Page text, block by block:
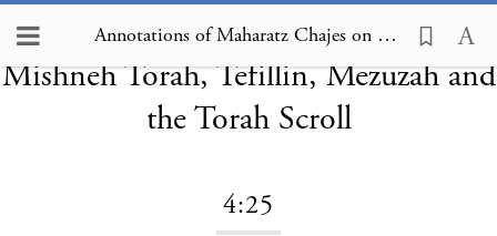
Annotations of Maharatz Chajes on Mishneh Torah, Tefillin, Mezuzah and the Torah Scroll 4:25
Annotations of Maharatz Chajes on
Mishneh Torah, Tefillin, Mezuzah and
the Torah Scroll
4:25